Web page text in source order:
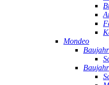
Mondeo